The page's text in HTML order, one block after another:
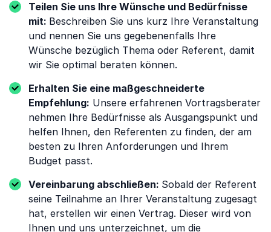
Teilen Sie uns Ihre Wünsche und Bedürfnisse
mit: Beschreiben Sie uns kurz Ihre Veranstaltung
und nennen Sie uns gegebenenfalls Ihre
Wünsche bezüglich Thema oder Referent, damit
wir Sie optimal beraten können.
Erhalten Sie eine maßgeschneiderte
Empfehlung: Unsere erfahrenen Vortragsberater
nehmen Ihre Bedürfnisse als Ausgangspunkt und
helfen Ihnen, den Referenten zu finden, der am
besten zu Ihren Anforderungen und Ihrem
Budget passt.
Vereinbarung abschließen: Sobald der Referent
seine Teilnahme an Ihrer Veranstaltung zugesagt
hat, erstellen wir einen Vertrag. Dieser wird von
Ihnen und uns unterzeichnet, um die